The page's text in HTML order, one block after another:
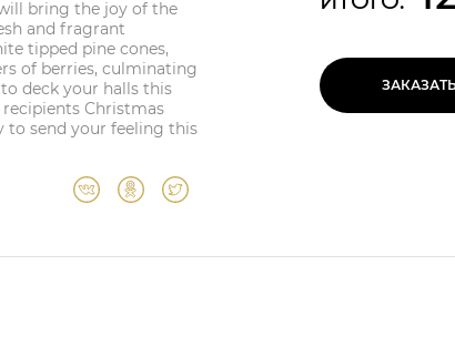
bring the joy of the
and fragrant
tipped pine cones,
of berries, culminating
deck your halls this
Christmas
to send your feeling this